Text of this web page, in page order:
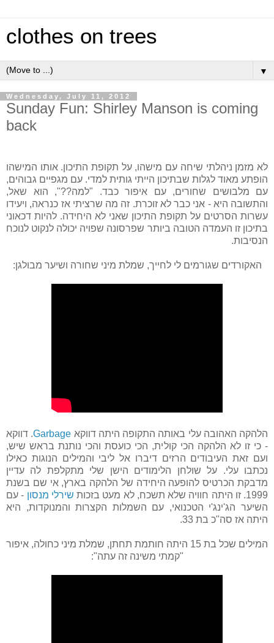
clothes on trees
▼
Wednesday, July 11, 2012
Sunday Fun: Shirley Manson is coming
back
לא מזמן ניהלתי שיחה עם מישהו, על תקופת התיכון. אותו המישהו
הופתע מאוד לגלות שבתיכון הייתי גותית למדי. עם מגפיים גבוהים,
עם מלבושים שחורים, עם איפור כבד. "למה??", הוא שאל,
והתשובה היא - אני כבר לא זוכרת. זה מה שרציתי אז כנראה, ויעידו
עשרות הסרטים על תקופת התיכון שאני לא היחידה. להיות דכאוני
בתיכון זו העמדה הטובה ביותר שפרסונה שפויה יכולה לנקוט לנוכח
הנסיבות.
האקורדים שגורמים לי לחייך, שמלת מיני שחורה ושיער מבולגן:
הלהקה האהובה עלי באותה התקופה היתה דווקא Garbage. דווקא
- כי זו לא הלהקה הכי קולית, הכי כועסת והכי נותנת בראש שיש,
ועם זאת העיבודים הרזים דיברו אל ליבי והמילים הנוגות כאילו
נכתבו עלי. על שולחן הלימודים הישן שלי מתקלפת לה עדיין
מדבקת הכרטיס להופעה היחידה של הלהקה בארץ, אי שם בשנת
1999. זו היתה חוויה שלא תשכח, לא מעט בזכות
שירלי מנסון - עם
השיער הג'ינג'י הטכנואי, עם השמלות הקצרות והמנוקדות, היא
היתה אז סה"כ בת 33.
המילים שכל בת 15 היתה חותמת תחתן, שמלת מיני כחולה, איפור
"קמתי משינה זה עתה":